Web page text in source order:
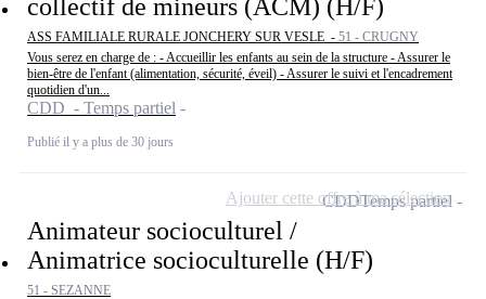
collectif de mineurs (ACM) (H/F)
ASS FAMILIALE RURALE JONCHERY SUR VESLE - 51 - CRUGNY
Vous serez en charge de : - Accueillir les enfants au sein de la structure - Assurer le
bien-être de l'enfant (alimentation, sécurité, éveil) - Assurer le suivi et l'encadrement
quotidien d'un...
CDD - Temps partiel
Publié il y a plus de 30 jours
Animateur socioculturel /
Animatrice socioculturelle (H/F)
51 - SEZANNE
CDDTemps partiel
Ajouter cette offre à ma sélection